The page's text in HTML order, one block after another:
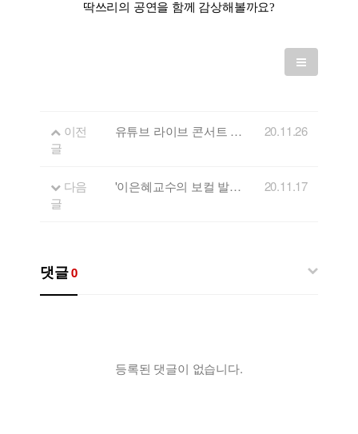
딱쓰리의 공연을 함께 감상해볼까요?
이전
글
유튜브 라이브 콘서트 'FLL' 스물두번째 게스트 - 김 꽃 20.11.26
다음
글
'이은혜교수의 보컬 발성법' 강좌 안내 20.11.17
댓글0
등록된 댓글이 없습니다.